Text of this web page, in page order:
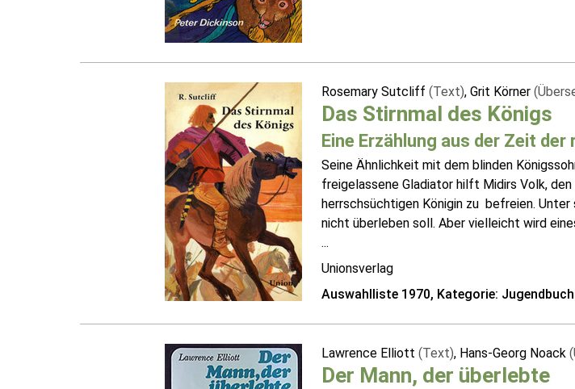
Rosemary Sutcliff (Text), Grit Körner
Das Stirnmal des Königs
Eine Erzählung aus der Zeit
Seine Ähnlichkeit mit dem blinden
freigelassene Gladiator hilft Midirs Volk,
herrschsüchtigen Königin zu befreien.
nicht überleben soll. Aber vielleicht wird
...
Unionsverlag
Auswahlliste 1970, Kategorie: Jugendbuch
Lawrence Elliott (Text), Hans-Georg Noack
Der Mann, der überlebte